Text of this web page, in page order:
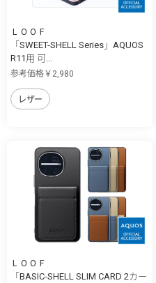
ＬＯＯＦ
「SWEET-SHELL Series」AQUOS
R11用 可...
参考価格￥2,980
レザー
ＬＯＯＦ
「BASIC-SHELL SLIM CARD 2カー